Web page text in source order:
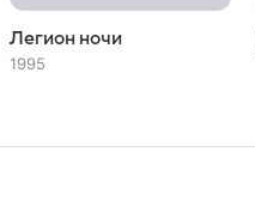
Легион ночи
1995